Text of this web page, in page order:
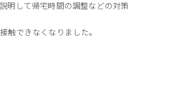
明して帰宅時間の調整などの対策
触できなくなりました。